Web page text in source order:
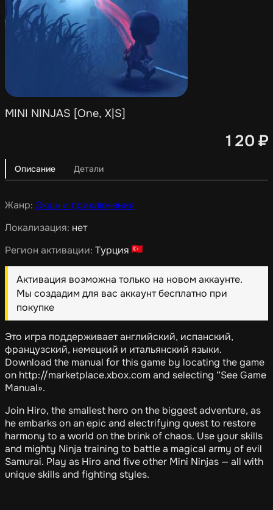
MINI NINJAS [One, X|S]
120 ₽
Описание Детали
Жанр: Экшн и приключения
Локализация: нет
Регион активации: Турция
Активация возможна только на новом аккаунте.
Мы создадим для вас аккаунт бесплатно при
покупке
Это игра поддерживает английский, испанский,
французский, немецкий и итальянский языки.
Download the manual for this game by locating the game
on http://marketplace.xbox.com and selecting “See Game
Manual».
Join Hiro, the smallest hero on the biggest adventure, as
he embarks on an epic and electrifying quest to restore
harmony to a world on the brink of chaos. Use your skills
and mighty Ninja training to battle a magical army of evil
Samurai. Play as Hiro and five other Mini Ninjas — all with
unique skills and fighting styles.